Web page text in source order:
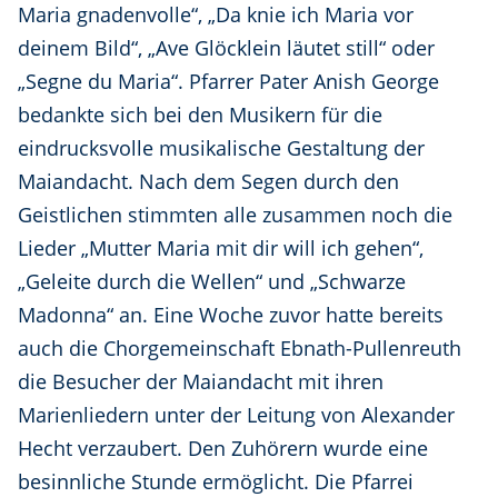
Maria gnadenvolle“, „Da knie ich Maria vor
deinem Bild“, „Ave Glöcklein läutet still“ oder
„Segne du Maria“. Pfarrer Pater Anish George
bedankte sich bei den Musikern für die
eindrucksvolle musikalische Gestaltung der
Maiandacht. Nach dem Segen durch den
Geistlichen stimmten alle zusammen noch die
Lieder „Mutter Maria mit dir will ich gehen“,
„Geleite durch die Wellen“ und „Schwarze
Madonna“ an. Eine Woche zuvor hatte bereits
auch die Chorgemeinschaft Ebnath-Pullenreuth
die Besucher der Maiandacht mit ihren
Marienliedern unter der Leitung von Alexander
Hecht verzaubert. Den Zuhörern wurde eine
besinnliche Stunde ermöglicht. Die Pfarrei